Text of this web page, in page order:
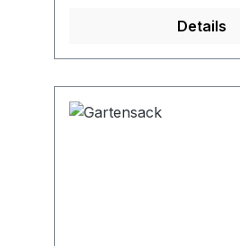
Details